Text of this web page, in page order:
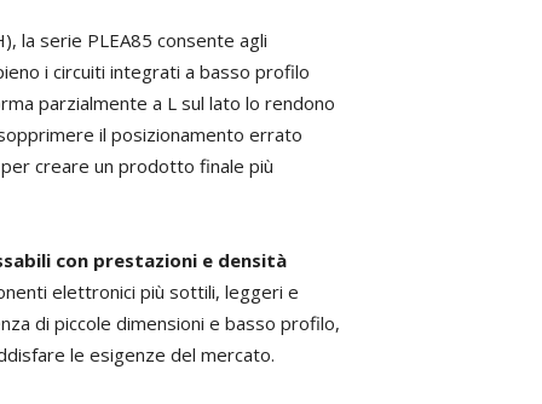
la serie PLEA85 consente agli
i circuiti integrati a basso profilo
parzialmente a L sul lato lo rendono
il posizionamento errato
creare un prodotto finale più
con prestazioni e densità
elettronici più sottili, leggeri e
di piccole dimensioni e basso profilo,
le esigenze del mercato.